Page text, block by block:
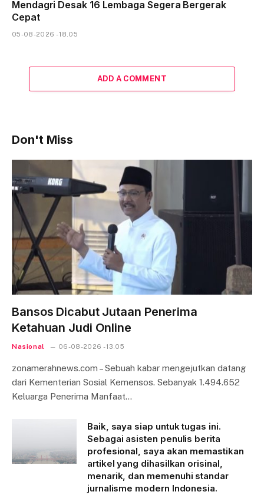
Mendagri Desak 16 Lembaga Segera Bergerak
Cepat
05-08-2026 - 18.05
ADD A COMMENT
Don't Miss
Bansos Dicabut Jutaan Penerima
Ketahuan Judi Online
Nasional 06-08-2026 - 13.05
zonamerahnews.com – Sebuah kabar mengejutkan datang
dari Kementerian Sosial Kemensos. Sebanyak 1.494.652
Keluarga Penerima Manfaat…
Baik, saya siap untuk tugas ini.
Sebagai asisten penulis berita
profesional, saya akan memastikan
artikel yang dihasilkan orisinal,
menarik, dan memenuhi standar
jurnalisme modern Indonesia.